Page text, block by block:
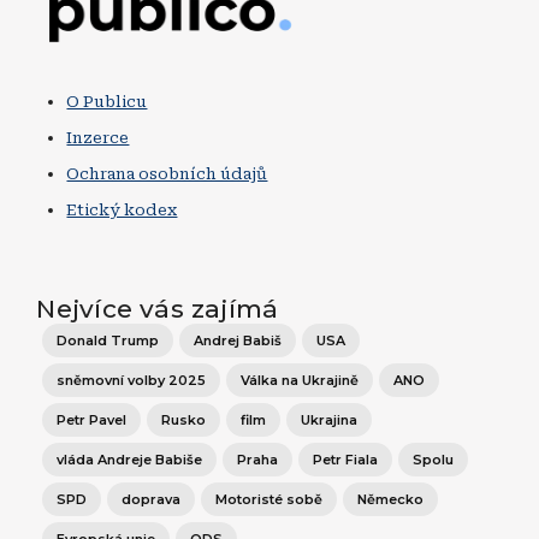
O Publicu
Inzerce
Ochrana osobních údajů
Etický kodex
Nejvíce vás zajímá
Donald Trump Andrej Babiš USA
sněmovní volby 2025 Válka na Ukrajině ANO
Petr Pavel Rusko film Ukrajina
vláda Andreje Babiše Praha Petr Fiala Spolu
SPD doprava Motoristé sobě Německo